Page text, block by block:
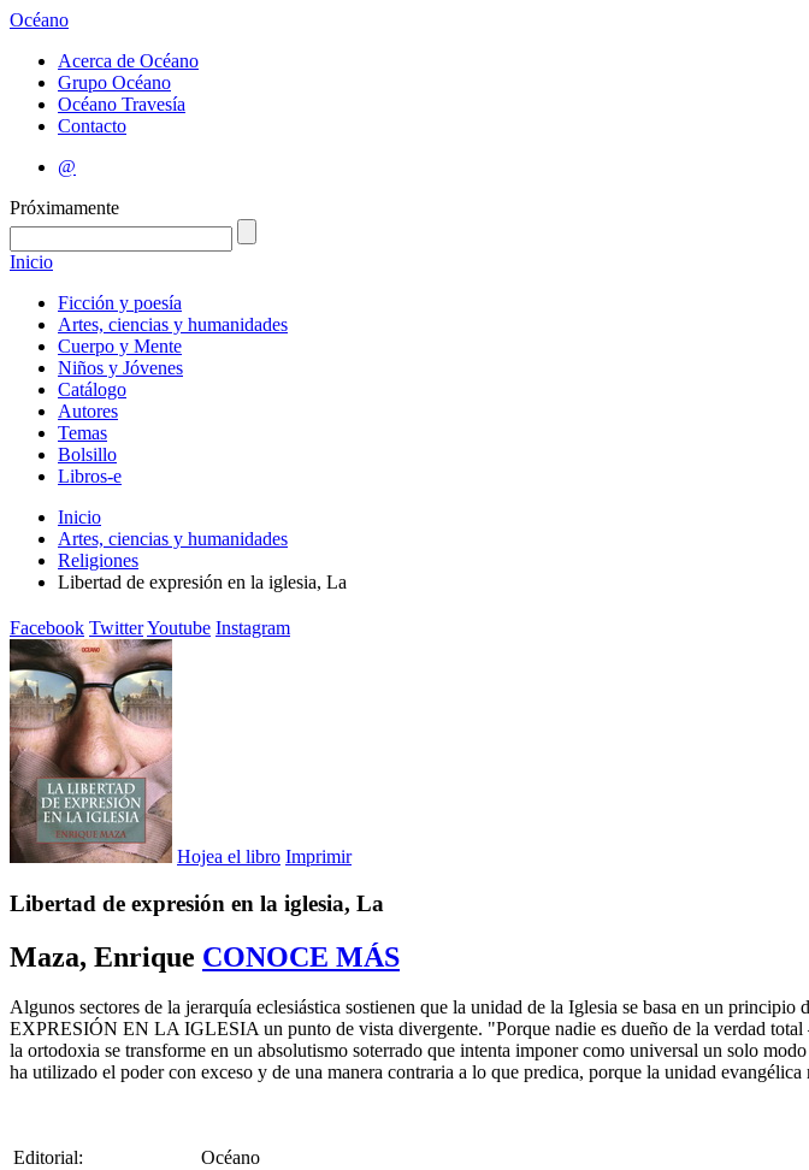
Océano
Acerca de Océano
Grupo Océano
Océano Travesía
Contacto
@
Próximamente
Inicio
Ficción y poesía
Artes, ciencias y humanidades
Cuerpo y Mente
Niños y Jóvenes
Catálogo
Autores
Temas
Bolsillo
Libros-e
Inicio
Artes, ciencias y humanidades
Religiones
Libertad de expresión en la iglesia, La
Facebook TwitterYoutube Instagram
Hojea el libro Imprimir
Libertad de expresión en la iglesia, La
Maza, Enrique CONOCE MÁS
Algunos sectores de la jerarquía eclesiástica sostienen que la unidad de la Iglesia se basa en un
EXPRESIÓN EN LA IGLESIA un punto de vista divergente. "Porque nadie es dueño de la verdad
la ortodoxia se transforme en un absolutismo soterrado que intenta imponer como universal un solo
ha utilizado el poder con exceso y de una manera contraria a lo que predica, porque la unidad
Editorial:
Océano